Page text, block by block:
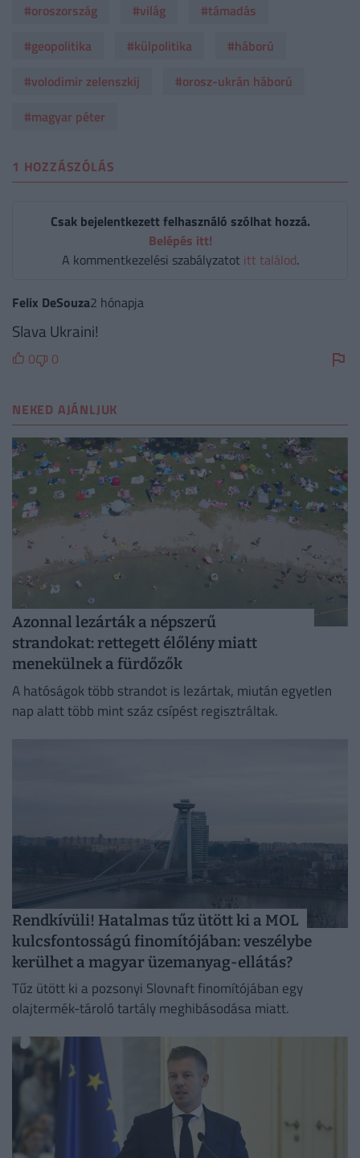
#oroszország
#világ
#támadás
#geopolitika
#külpolitika
#háború
#volodimir zelenszkij
#orosz-ukrán háború
#magyar péter
1 HOZZÁSZÓLÁS
Csak bejelentkezett felhasználó szólhat hozzá.
Belépés itt!
A kommentkezelési szabályzatot itt találod.
Felix DeSouza2 hónapja
Slava Ukraini!
0 0
NEKED AJÁNLJUK
Azonnal lezárták a népszerű
strandokat: rettegett élőlény miatt
menekülnek a fürdőzők
A hatóságok több strandot is lezártak, miután egyetlen
nap alatt több mint száz csípést regisztráltak.
Rendkívüli! Hatalmas tűz ütött ki a MOL
kulcsfontosságú finomítójában: veszélybe
kerülhet a magyar üzemanyag-ellátás?
Tűz ütött ki a pozsonyi Slovnaft finomítójában egy
olajtermék-tároló tartály meghibásodása miatt.